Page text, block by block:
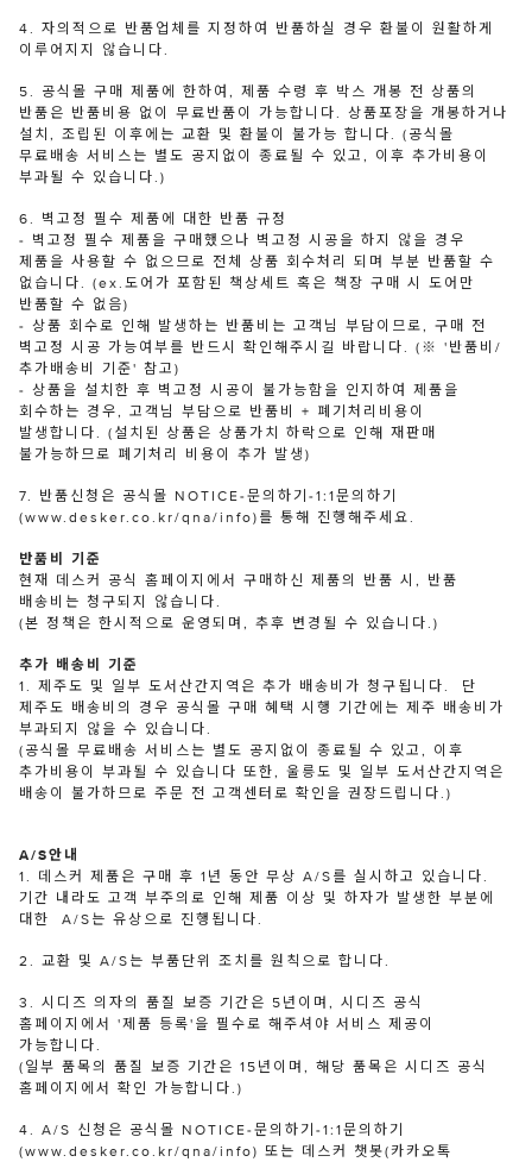
4. 자의적으로 반품업체를 지정하여 반품하실 경우 환불이 원활하게
이루어지지 않습니다.
5. 공식몰 구매 제품에 한하여, 제품 수령 후 박스 개봉 전 상품의
반품은 반품비용 없이 무료반품이 가능합니다. 상품포장을 개봉하거나
설치, 조립된 이후에는 교환 및 환불이 불가능 합니다. (공식몰
무료배송 서비스는 별도 공지없이 종료될 수 있고, 이후 추가비용이
부과될 수 있습니다.)
6. 벽고정 필수 제품에 대한 반품 규정
- 벽고정 필수 제품을 구매했으나 벽고정 시공을 하지 않을 경우
제품을 사용할 수 없으므로 전체 상품 회수처리 되며 부분 반품할 수
없습니다. (ex.도어가 포함된 책상세트 혹은 책장 구매 시 도어만
반품할 수 없음)
- 상품 회수로 인해 발생하는 반품비는 고객님 부담이므로, 구매 전
벽고정 시공 가능여부를 반드시 확인해주시길 바랍니다. (※ '반품비/
추가배송비 기준' 참고)
- 상품을 설치한 후 벽고정 시공이 불가능함을 인지하여 제품을
회수하는 경우, 고객님 부담으로 반품비 + 폐기처리비용이
발생합니다. (설치된 상품은 상품가치 하락으로 인해 재판매
불가능하므로 폐기처리 비용이 추가 발생)
7. 반품신청은 공식몰 NOTICE-문의하기-1:1문의하기
(www.desker.co.kr/qna/info)를 통해 진행해주세요.
반품비 기준
현재 데스커 공식 홈페이지에서 구매하신 제품의 반품 시, 반품
배송비는 청구되지 않습니다.
(본 정책은 한시적으로 운영되며, 추후 변경될 수 있습니다.)
추가 배송비 기준
1. 제주도 및 일부 도서산간지역은 추가 배송비가 청구됩니다. 단
제주도 배송비의 경우 공식몰 구매 혜택 시행 기간에는 제주 배송비가
부과되지 않을 수 있습니다.
(공식몰 무료배송 서비스는 별도 공지없이 종료될 수 있고, 이후
추가비용이 부과될 수 있습니다 또한, 울릉도 및 일부 도서산간지역은
배송이 불가하므로 주문 전 고객센터로 확인을 권장드립니다.)
A/S안내
1. 데스커 제품은 구매 후 1년 동안 무상 A/S를 실시하고 있습니다.
기간 내라도 고객 부주의로 인해 제품 이상 및 하자가 발생한 부분에
대한 A/S는 유상으로 진행됩니다.
2. 교환 및 A/S는 부품단위 조치를 원칙으로 합니다.
3. 시디즈 의자의 품질 보증 기간은 5년이며, 시디즈 공식
홈페이지에서 '제품 등록'을 필수로 해주셔야 서비스 제공이
가능합니다.
(일부 품목의 품질 보증 기간은 15년이며, 해당 품목은 시디즈 공식
홈페이지에서 확인 가능합니다.)
4. A/S 신청은 공식몰 NOTICE-문의하기-1:1문의하기
(www.desker.co.kr/qna/info) 또는 데스커 챗봇(카카오톡